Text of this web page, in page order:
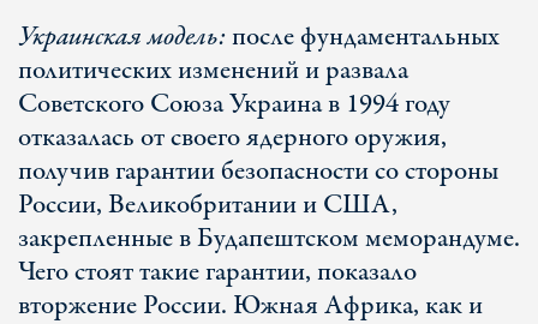
Украинская модель:после фундаментальных
политических изменений и развала
Советского Союза Украина в 1994 году
отказалась от своего ядерного оружия,
получив гарантии безопасности со стороны
России, Великобритании и США,
закрепленные в Будапештском меморандуме.
Чего стоят такие гарантии, показало
вторжение России. Южная Африка, как и